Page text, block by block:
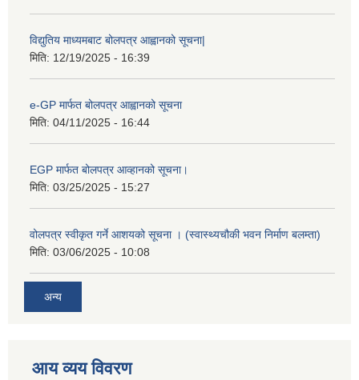
विद्युतिय माध्यमबाट बोलपत्र आह्वानको सूचना|
मिति: 12/19/2025 - 16:39
e-GP मार्फत बोलपत्र आह्वानको सूचना
मिति: 04/11/2025 - 16:44
EGP मार्फत बोलपत्र आव्हानको सूचना।
मिति: 03/25/2025 - 15:27
वोलपत्र स्वीकृत गर्ने आशयको सूचना । (स्वास्थ्यचौकी भवन निर्माण बलम्ता)
मिति: 03/06/2025 - 10:08
अन्य
आय व्यय विवरण